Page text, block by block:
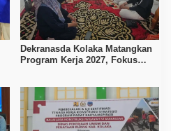
Dekranasda Kolaka Matangkan
Program Kerja 2027, Fokus